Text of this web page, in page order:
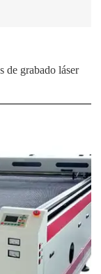
de grabado láser